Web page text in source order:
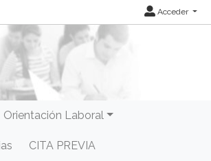
Acceder
Orientación Laboral
CITA PREVIA